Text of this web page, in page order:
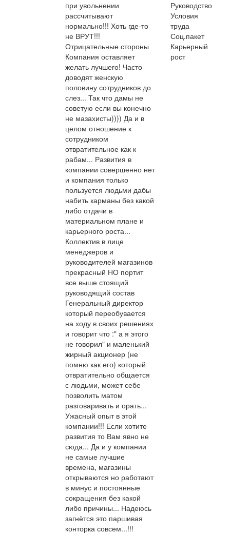
при увольнении
рассчитывают
нормально!!! Хоть где-то
не ВРУТ!!!
Отрицательные стороны
Компания оставляет
желать лучшего! Часто
доводят женскую
половину сотрудников до
слез... Так что дамы не
советую если вы конечно
не мазахисты)))) Да и в
целом отношение к
сотрудником
отвратительное как к
рабам... Развития в
компании совершенно нет
и компания только
пользуется людьми дабы
набить карманы без какой
либо отдачи в
материальном плане и
карьерного роста...
Коллектив в лице
менеджеров и
руководителей магазинов
прекрасный НО портит
все выше стоящий
руководящий состав
Генеральный директор
который переобувается
на ходу в своих решениях
и говорит что :" а я этого
не говорил" и маленький
жирный акционер (не
помню как его) который
отвратительно общается
с людьми, может себе
позволить матом
разговаривать и орать...
Ужасный опыт в этой
компании!!! Если хотите
развития то Вам явно не
сюда... Да и у компании
не самые лучшие
времена, магазины
открываются но работают
в минус и постоянные
сокращения без какой
либо причины... Надеюсь
загнётся это паршивая
конторка совсем...!!!
Руководство
Условия
труда
Соц.пакет
Карьерный
рост